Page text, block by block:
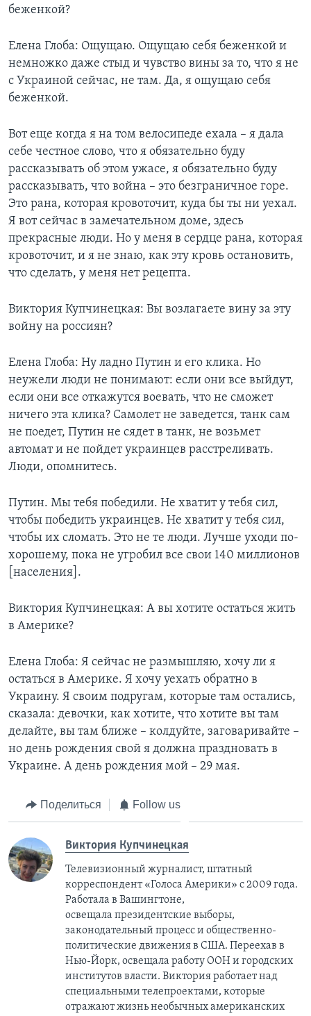
беженкой?
Елена Глоба: Ощущаю. Ощущаю себя беженкой и
немножко даже стыд и чувство вины за то, что я не
с Украиной сейчас, не там. Да, я ощущаю себя
беженкой.
Вот еще когда я на том велосипеде ехала – я дала
себе честное слово, что я обязательно буду
рассказывать об этом ужасе, я обязательно буду
рассказывать, что война – это безграничное горе.
Это рана, которая кровоточит, куда бы ты ни уехал.
Я вот сейчас в замечательном доме, здесь
прекрасные люди. Но у меня в сердце рана, которая
кровоточит, и я не знаю, как эту кровь остановить,
что сделать, у меня нет рецепта.
Виктория Купчинецкая: Вы возлагаете вину за эту
войну на россиян?
Елена Глоба: Ну ладно Путин и его клика. Но
неужели люди не понимают: если они все выйдут,
если они все откажутся воевать, что не сможет
ничего эта клика? Самолет не заведется, танк сам
не поедет, Путин не сядет в танк, не возьмет
автомат и не пойдет украинцев расстреливать.
Люди, опомнитесь.
Путин. Мы тебя победили. Не хватит у тебя сил,
чтобы победить украинцев. Не хватит у тебя сил,
чтобы их сломать. Это не те люди. Лучше уходи по-
хорошему, пока не угробил все свои 140 миллионов
[населения].
Виктория Купчинецкая: А вы хотите остаться жить
в Америке?
Елена Глоба: Я сейчас не размышляю, хочу ли я
остаться в Америке. Я хочу уехать обратно в
Украину. Я своим подругам, которые там остались,
сказала: девочки, как хотите, что хотите вы там
делайте, вы там ближе – колдуйте, заговаривайте –
но день рождения свой я должна праздновать в
Украине. А день рождения мой – 29 мая.
Поделиться Follow us
Виктория Купчинецкая
Телевизионный журналист, штатный
корреспондент «Голоса Америки» с 2009 года.
Работала в Вашингтоне,
освещала президентские выборы,
законодательный процесс и общественно-
политические движения в США. Переехав в
Нью-Йорк, освещала работу ООН и городских
институтов власти. Виктория работает над
специальными телепроектами, которые
отражают жизнь необычных американских